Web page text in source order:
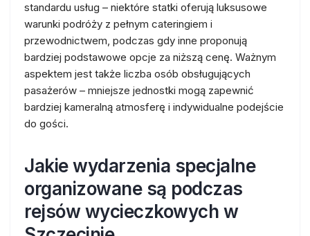
standardu usług – niektóre statki oferują luksusowe
warunki podróży z pełnym cateringiem i
przewodnictwem, podczas gdy inne proponują
bardziej podstawowe opcje za niższą cenę. Ważnym
aspektem jest także liczba osób obsługujących
pasażerów – mniejsze jednostki mogą zapewnić
bardziej kameralną atmosferę i indywidualne podejście
do gości.
Jakie wydarzenia specjalne
organizowane są podczas
rejsów wycieczkowych w